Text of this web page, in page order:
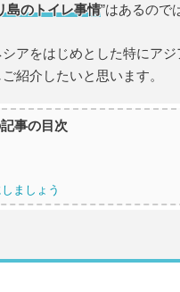
島のトイレ事情”はあるので
アをはじめとした特にア
紹介したいと思います。
事の目次
ましょう